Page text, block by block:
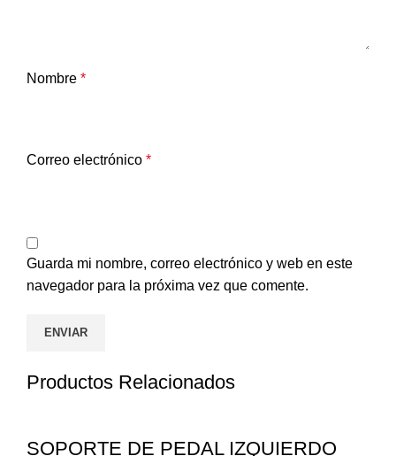
Nombre *
Correo electrónico *
Guarda mi nombre, correo electrónico y web en este
navegador para la próxima vez que comente.
Productos Relacionados
SOPORTE DE PEDAL IZQUIERDO